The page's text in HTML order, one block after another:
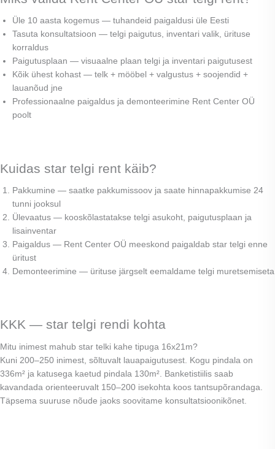
Üle 10 aasta kogemus — tuhandeid paigaldusi üle Eesti
Tasuta konsultatsioon — telgi paigutus, inventari valik, ürituse
korraldus
Paigutusplaan — visuaalne plaan telgi ja inventari paigutusest
Kõik ühest kohast — telk + mööbel + valgustus + soojendid +
lauanõud jne
Professionaalne paigaldus ja demonteerimine Rent Center OÜ
poolt
Kuidas star telgi rent käib?
Pakkumine — saatke pakkumissoov ja saate hinnapakkumise 24
tunni jooksul
Ülevaatus — kooskõlastatakse telgi asukoht, paigutusplaan ja
lisainventar
Paigaldus — Rent Center OÜ meeskond paigaldab star telgi enne
üritust
Demonteerimine — ürituse järgselt eemaldame telgi muretsemiseta
KKK — star telgi rendi kohta
Mitu inimest mahub star telki kahe tipuga 16x21m?
Kuni 200–250 inimest, sõltuvalt lauapaigutusest. Kogu pindala on
336m² ja katusega kaetud pindala 130m². Banketistiilis saab
kavandada orienteeruvalt 150–200 isekohta koos tantsupõrandaga.
Täpsema suuruse nõude jaoks soovitame konsultatsioonikõnet.